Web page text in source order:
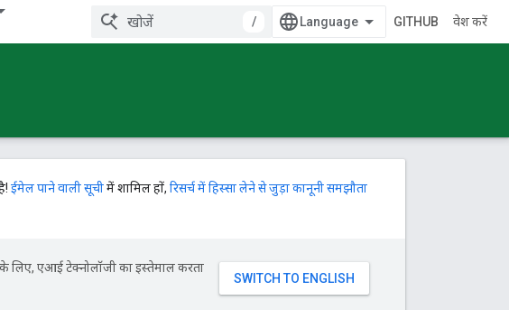
/ GITHUB प्रवेश करें
ईमेल पाने वाली सूचीमें शामिल हों, रिसर्च में हिस्सा लेने से जुड़ा कानूनी समझौता
लिए, एआई टेक्नोलॉजी का इस्तेमाल करता